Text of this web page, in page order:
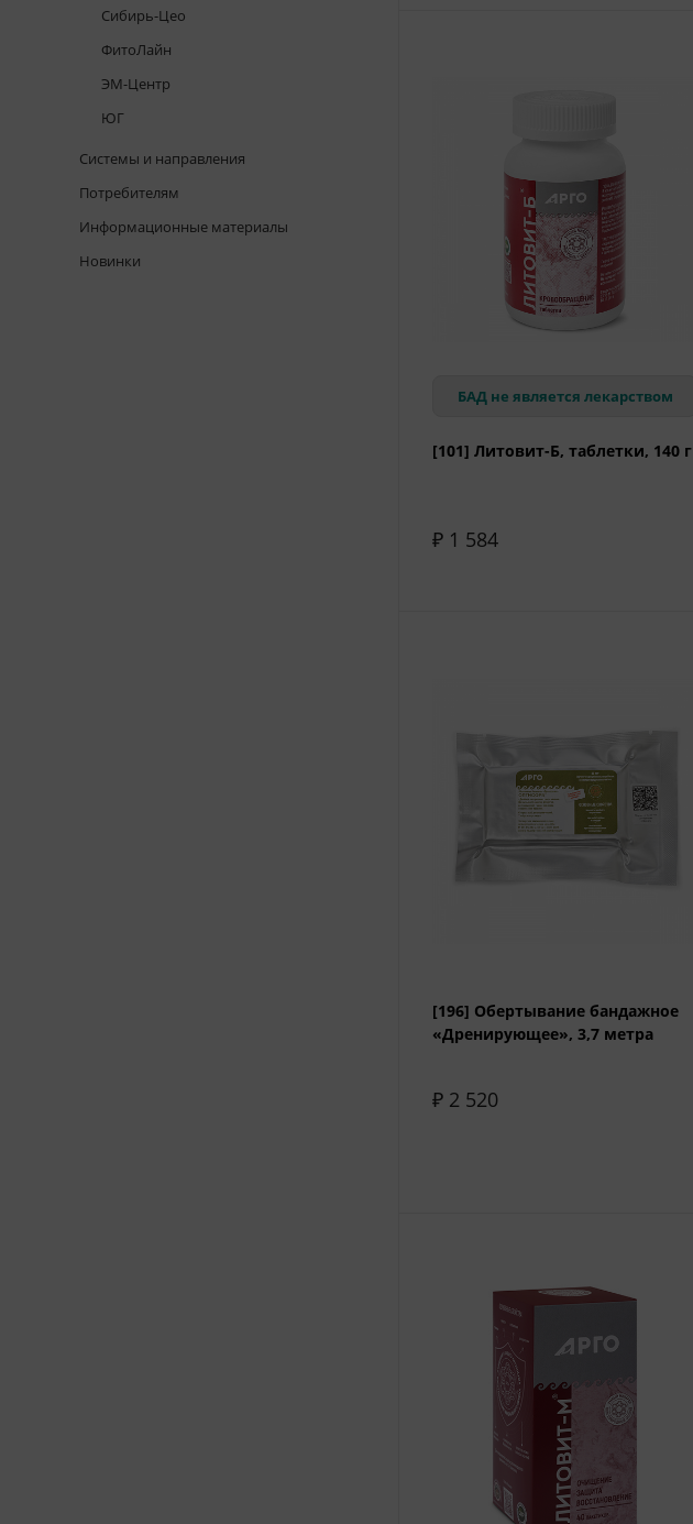
Сибирь-Цео
ФитоЛайн
ЭМ-Центр
ЮГ
Системы и направления
Потребителям
Информационные материалы
Новинки
БАД не является лекарством
[101] Литовит-Б, таблетки, 140 г
₽ 1 584
[196] Обертывание бандажное
«Дренирующее», 3,7 метра
₽ 2 520